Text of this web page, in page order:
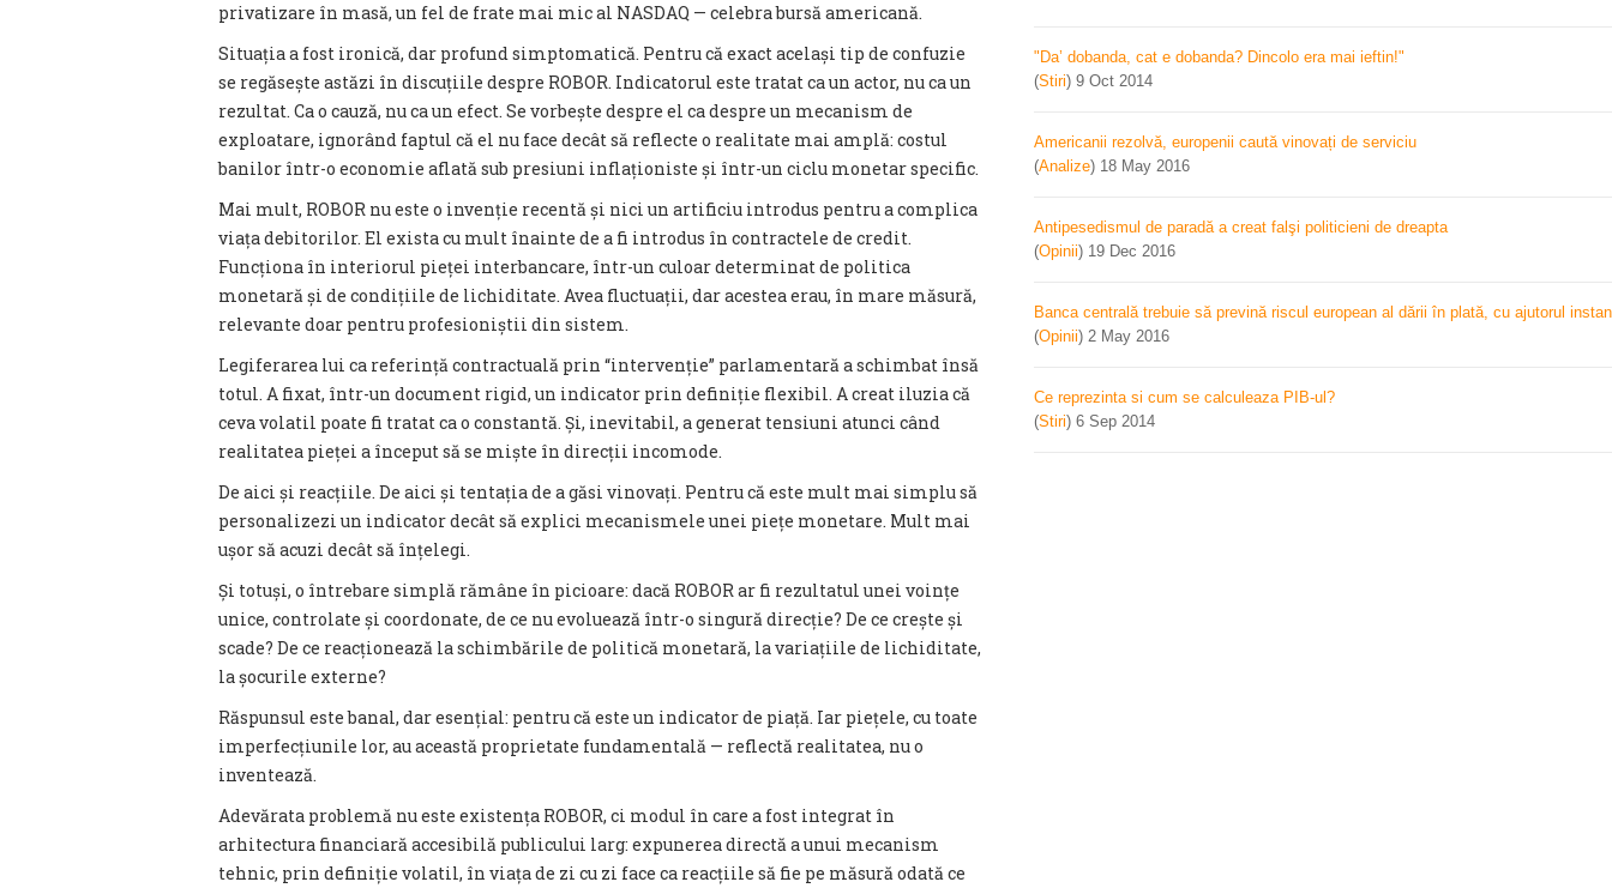
privatizare în masă, un fel de frate mai mic al NASDAQ — celebra bursă americană.
Situația a fost ironică, dar profund simptomatică. Pentru că exact același tip de confuzie
se regăsește astăzi în discuțiile despre ROBOR. Indicatorul este tratat ca un actor, nu ca un
rezultat. Ca o cauză, nu ca un efect. Se vorbește despre el ca despre un mecanism de
exploatare, ignorând faptul că el nu face decât să reflecte o realitate mai amplă: costul
banilor într-o economie aflată sub presiuni inflaționiste și într-un ciclu monetar specific.
Mai mult, ROBOR nu este o invenție recentă și nici un artificiu introdus pentru a complica
viața debitorilor. El exista cu mult înainte de a fi introdus în contractele de credit.
Funcționa în interiorul pieței interbancare, într-un culoar determinat de politica
monetară și de condițiile de lichiditate. Avea fluctuații, dar acestea erau, în mare măsură,
relevante doar pentru profesioniștii din sistem.
Legiferarea lui ca referință contractuală prin “intervenție” parlamentară a schimbat însă
totul. A fixat, într-un document rigid, un indicator prin definiție flexibil. A creat iluzia că
ceva volatil poate fi tratat ca o constantă. Și, inevitabil, a generat tensiuni atunci când
realitatea pieței a început să se miște în direcții incomode.
De aici și reacțiile. De aici și tentația de a găsi vinovați. Pentru că este mult mai simplu să
personalizezi un indicator decât să explici mecanismele unei piețe monetare. Mult mai
ușor să acuzi decât să înțelegi.
Și totuși, o întrebare simplă rămâne în picioare: dacă ROBOR ar fi rezultatul unei voințe
unice, controlate și coordonate, de ce nu evoluează într-o singură direcție? De ce crește și
scade? De ce reacționează la schimbările de politică monetară, la variațiile de lichiditate,
la șocurile externe?
Răspunsul este banal, dar esențial: pentru că este un indicator de piață. Iar piețele, cu toate
imperfecțiunile lor, au această proprietate fundamentală — reflectă realitatea, nu o
inventează.
Adevărata problemă nu este existența ROBOR, ci modul în care a fost integrat în
arhitectura financiară accesibilă publicului larg: expunerea directă a unui mecanism
tehnic, prin definiție volatil, în viața de zi cu zi face ca reacțiile să fie pe măsură odată ce
"Da’ dobanda, cat e dobanda? Dincolo era mai ieftin!"
(Stiri) 9 Oct 2014
Americanii rezolvă, europenii caută vinovați de serviciu
(Analize) 18 May 2016
Antipesedismul de paradă a creat falşi politicieni de dreapta
(Opinii) 19 Dec 2016
Banca centrală trebuie să prevină riscul european al dării în plată, cu ajutorul
(Opinii) 2 May 2016
Ce reprezinta si cum se calculeaza PIB-ul?
(Stiri) 6 Sep 2014